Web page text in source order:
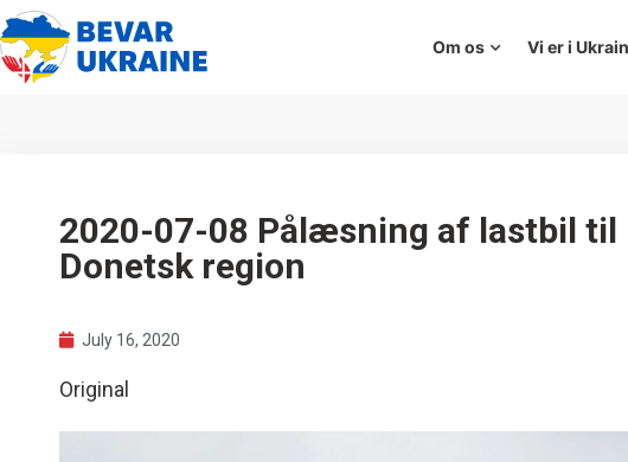
Om os Vi er i
2020-07-08 Pålæsning af lastbil til
Donetsk region
July 16, 2020
Original